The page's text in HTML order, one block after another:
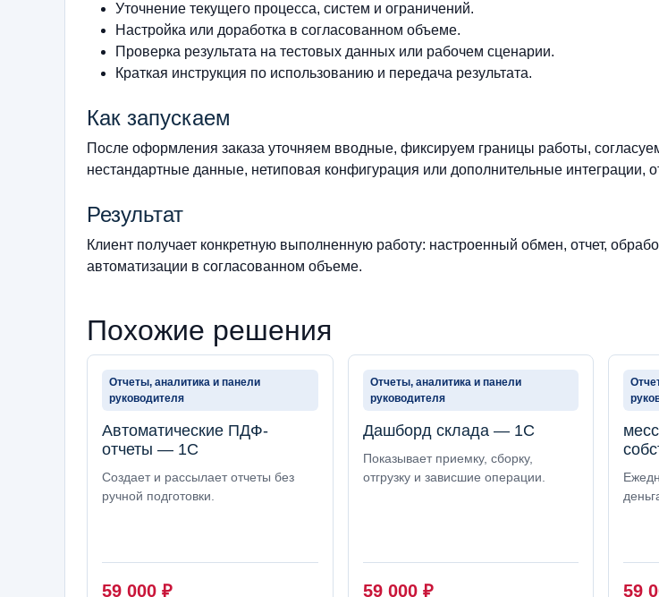
Уточнение текущего процесса, систем и ограничений.
Настройка или доработка в согласованном объеме.
Проверка результата на тестовых данных или рабочем сценарии.
Краткая инструкция по использованию и передача результата.
Как запускаем
После оформления заказа уточняем вводные, фиксируем границы работы,
нестандартные данные, нетиповая конфигурация или дополнительные интеграции,
Результат
Клиент получает конкретную выполненную работу: настроенный обмен, отчет,
автоматизации в согласованном объеме.
Похожие решения
Отчеты, аналитика и панели
руководителя
Автоматические ПДФ-
отчеты — 1С
Создает и рассылает отчеты без
ручной подготовки.
59 000 ₽
Отчеты, аналитика и панели
руководителя
Дашборд склада — 1С
Показывает приемку, сборку,
отгрузку и зависшие операции.
59 000 ₽ 59